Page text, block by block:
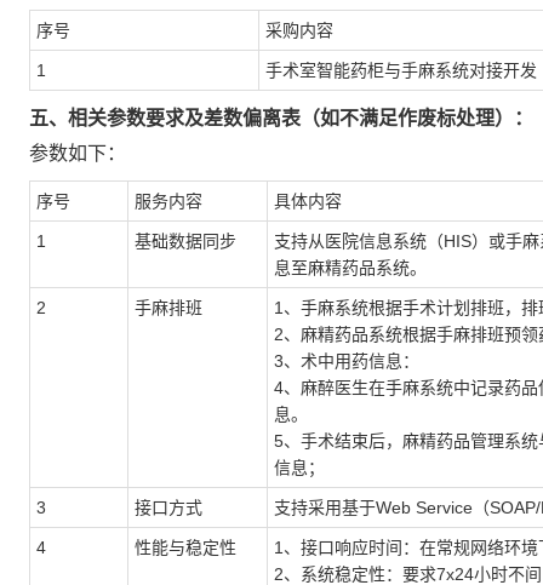
序号 采购内容
1 手术室智能药柜与手麻系统对接开发
五、相关参数要求及差数偏离表（如不满足作废标处理）：
参数如下：
序号 服务内容 具体内容
1 基础数据同步 支持从医院信息系统（HIS）或手
息至麻精药品系统。
2 手麻排班
1、手麻系统根据手术计划排班，
2、麻精药品系统根据手麻排班预领
3、术中用药信息：
4、麻醉医生在手麻系统中记录药
息。
5、手术结束后，麻精药品管理系
信息；
3 接口方式 支持采用基于Web Service（
4 性能与稳定性
1、接口响应时间：在常规网络环
2、系统稳定性：要求7x24小时不